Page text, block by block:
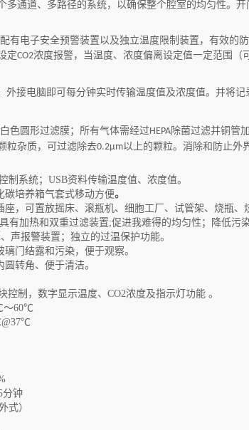
多通道、多路径的系统，以确保整个腔室的均匀性。
有电子安全预警装置以及独立温度限制装置，有效的
定CO2浓度报警，当温度、浓度偏离设定值一定范围（
外接电脑即可每分钟实时传输温度值及浓度值。并将记
色圆形过滤膜；所有气体需经过HEPA除菌过滤并铜管
粒杂质，可过滤除去0.2µm以上的颗粒。消除和防止外
制系统；USB资料传输温度值、浓度值。
碳培养箱气套式移动方便。
座，可置放摇床、滚瓶机、细胞工厂、试管架、烧瓶、
有加热和双重过滤装置;促进我难得的均匀性；降低污
声报警装置 ；独立的过温保护功能。
璃门结露和污染，便于观察。
圆转角、便于清洁。
控制，数字显示温度、 CO2浓度及指示灯功能 。
～60℃
分钟
式）